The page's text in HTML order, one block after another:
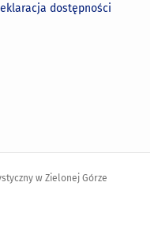
dostępności
w Zielonej Górze